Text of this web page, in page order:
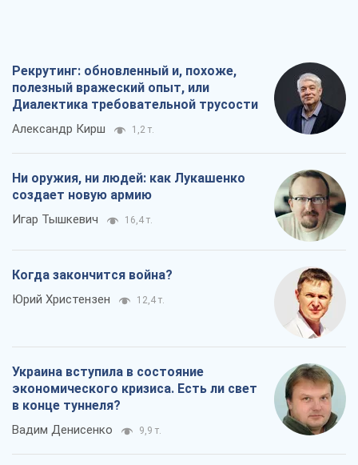
Рекрутинг: обновленный и, похоже,
полезный вражеский опыт, или
Диалектика требовательной трусости
Александр Кирш 1,2 т.
Ни оружия, ни людей: как Лукашенко
создает новую армию
Игар Тышкевич 16,4 т.
Когда закончится война?
Юрий Христензен 12,4 т.
Украина вступила в состояние
экономического кризиса. Есть ли свет
в конце туннеля?
Вадим Денисенко 9,9 т.